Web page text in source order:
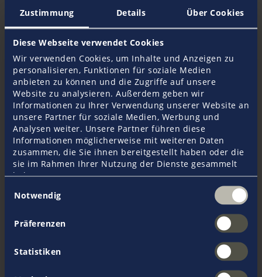
Zustimmung Details Über Cookies
Diese Webseite verwendet Cookies
Wir verwenden Cookies, um Inhalte und Anzeigen zu
personalisieren, Funktionen für soziale Medien
anbieten zu können und die Zugriffe auf unsere
Website zu analysieren. Außerdem geben wir
Informationen zu Ihrer Verwendung unserer Website an
unsere Partner für soziale Medien, Werbung und
Analysen weiter. Unsere Partner führen diese
Informationen möglicherweise mit weiteren Daten
zusammen, die Sie ihnen bereitgestellt haben oder die
sie im Rahmen Ihrer Nutzung der Dienste gesammelt
haben.
Notwendig
Präferenzen
Statistiken
Milepeler i Pantaenius’ utvikling:
forsikringsmeglervirksomheten Pantaenius i
Hamburg
1963Harald Baum kommer til Pantaenius
1970Harald Baum overtar Pantaenius
1982Filialen i Düsseldorf åpner
1990Pantaenius UK limited åpner i Plymouth,
England
1994Pantaenius GmbH åpner kontor i Skive,
Danmark
1997Åpning av kontor i Monaco (S.A.M.
Pantaenius Monaco)
1997Partnerskap med Lamberth Fenchurch
2000Åpning av Pantaenius
2000Åpning av Pantaenius America Ltd. i
2006
Mallorca, Spania
Åpning av Pantaenius AB i Malmö, Sverige